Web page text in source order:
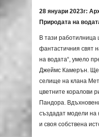
28 януари 2023г:
Природата на
В тази
фантастичния свят
на водата“, умело
Джеймс Камерън. Ще
селище на клана
цветните коралови
Пандора.
създадат модели
и своя собствена